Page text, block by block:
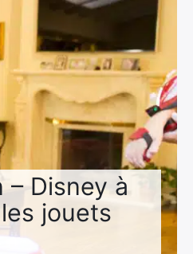
– Disney à
jouets